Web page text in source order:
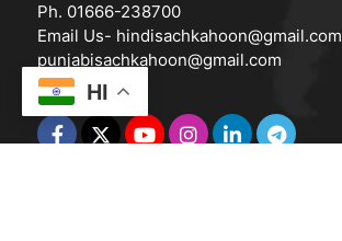
Ph. 01666-238700
Email Us- hindisachkahoon@gmail.com
punjabisachkahoon@gmail.com
HI